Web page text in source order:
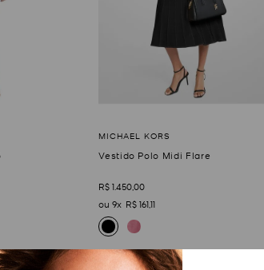
Vestido Polo Midi Flare
R$ 1.450,00
9
R$ 161,11